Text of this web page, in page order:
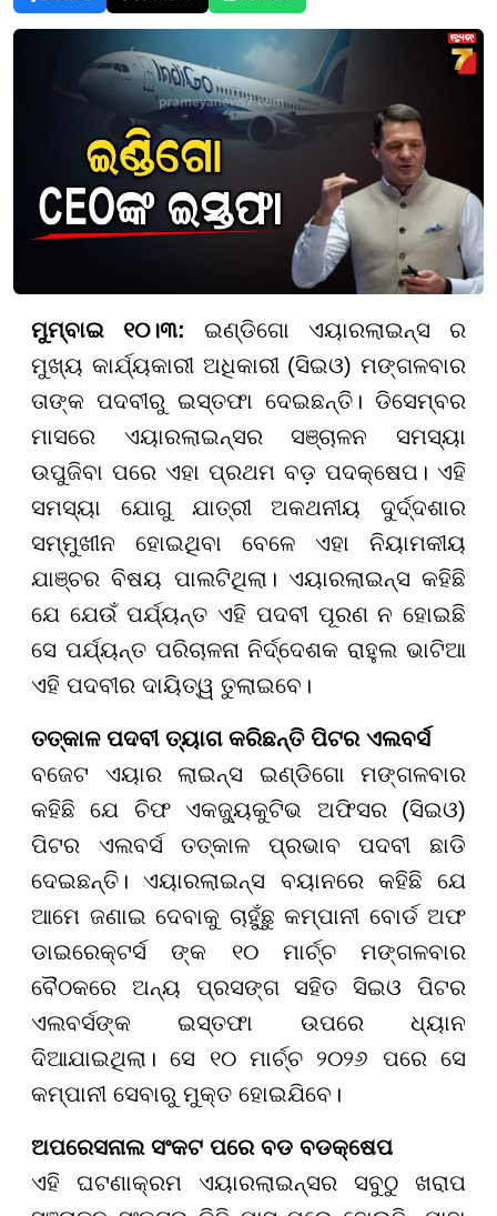
ମୁମ୍ବାଇ ୧୦।୩: ଇଣ୍ଡିଗୋ ଏୟାରଲାଇନ୍ସ ର
ମୁଖ୍ୟ କାର୍ଯ୍ୟକାରୀ ଅଧିକାରୀ (ସିଇଓ) ମଙ୍ଗଳବାର
ତାଙ୍କ ପଦବୀରୁ ଇସ୍ତଫା ଦେଇଛନ୍ତି। ଡିସେମ୍ବର
ମାସରେ ଏୟାରଲାଇନ୍ସର ସଞ୍ଚାଳନ ସମସ୍ୟା
ଉପୁଜିବା ପରେ ଏହା ପ୍ରଥମ ବଡ଼ ପଦକ୍ଷେପ। ଏହି
ସମସ୍ୟା ଯୋଗୁ ଯାତ୍ରୀ ଅକଥନୀୟ ଦୁର୍ଦ୍ଦଶାର
ସମ୍ମୁଖୀନ ହୋଇଥିବା ବେଳେ ଏହା ନିୟାମକୀୟ
ଯାଞ୍ଚର ବିଷୟ ପାଲଟିଥିଲା। ଏୟାରଲାଇନ୍ସ କହିଛି
ଯେ ଯେଉଁ ପର୍ଯ୍ୟନ୍ତ ଏହି ପଦବୀ ପୂରଣ ନ ହୋଇଛି
ସେ ପର୍ଯ୍ୟନ୍ତ ପରିଚାଳନା ନିର୍ଦ୍ଦେଶକ ରାହୁଲ ଭାଟିଆ
ଏହି ପଦବୀର ଦାୟିତ୍ୱ ତୁଲାଇବେ।
ତତ୍କାଳ ପଦବୀ ତ୍ୟାଗ କରିଛନ୍ତି ପିଟର ଏଲବର୍ସ
ବଜେଟ ଏୟାର ଲାଇନ୍ସ ଇଣ୍ଡିଗୋ ମଙ୍ଗଳବାର
କହିଛି ଯେ ଚିଫ ଏକଜ୍ୟୁକୁଟିଭ ଅଫିସର (ସିଇଓ)
ପିଟର ଏଲବର୍ସ ତତ୍କାଳ ପ୍ରଭାବ ପଦବୀ ଛାଡି
ଦେଇଛନ୍ତି। ଏୟାରଲାଇନ୍ସ ବୟାନରେ କହିଛି ଯେ
ଆମେ ଜଣାଇ ଦେବାକୁ ଚାହୁଁଛୁ କମ୍ପାନୀ ବୋର୍ଡ ଅଫ
ଡାଇରେକ୍ଟର୍ସ ଙ୍କ ୧୦ ମାର୍ଚ୍ଚ ମଙ୍ଗଳବାର
ବୈଠକରେ ଅନ୍ୟ ପ୍ରସଙ୍ଗ ସହିତ ସିଇଓ ପିଟର
ଏଲବର୍ସଙ୍କ ଇସ୍ତଫା ଉପରେ ଧ୍ୟାନ
ଦିଆଯାଇଥିଲା। ସେ ୧୦ ମାର୍ଚ୍ଚ ୨୦୨୬ ପରେ ସେ
କମ୍ପାନୀ ସେବାରୁ ମୁକ୍ତ ହୋଇଯିବେ।
ଅପରେସନାଲ ସଂକଟ ପରେ ବଡ ବଡକ୍ଷେପ
ଏହି ଘଟଣାକ୍ରମ ଏୟାରଲାଇନ୍ସର ସବୁଠୁ ଖରାପ